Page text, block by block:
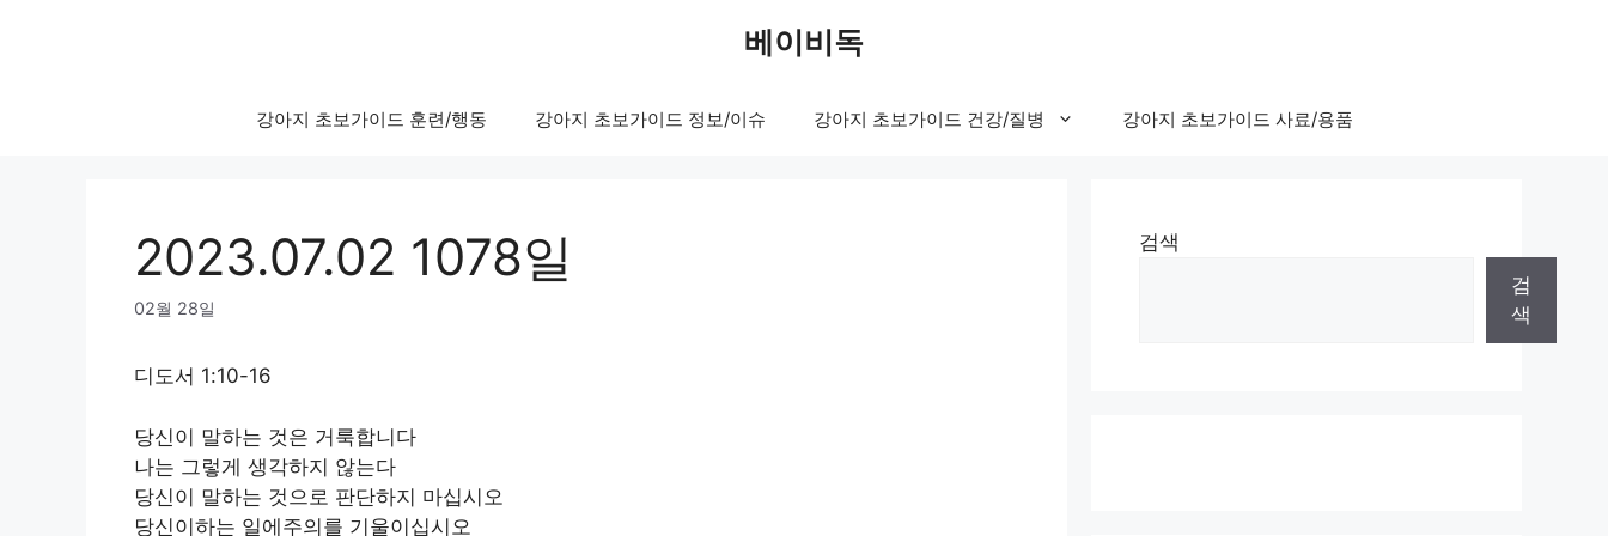
베이비독
강아지 초보가이드 훈련/행동 강아지 초보가이드 정보/이슈 강아지 초보가이드 건강/질병 강아지 초보가이드 사료/용품
2023.07.02 1078일
02월 28일
디도서 1:10-16
당신이 말하는 것은 거룩합니다
나는 그렇게 생각하지 않는다
당신이 말하는 것으로 판단하지 마십시오
당신이하는 일에주의를 기울이십시오
검색
검
색